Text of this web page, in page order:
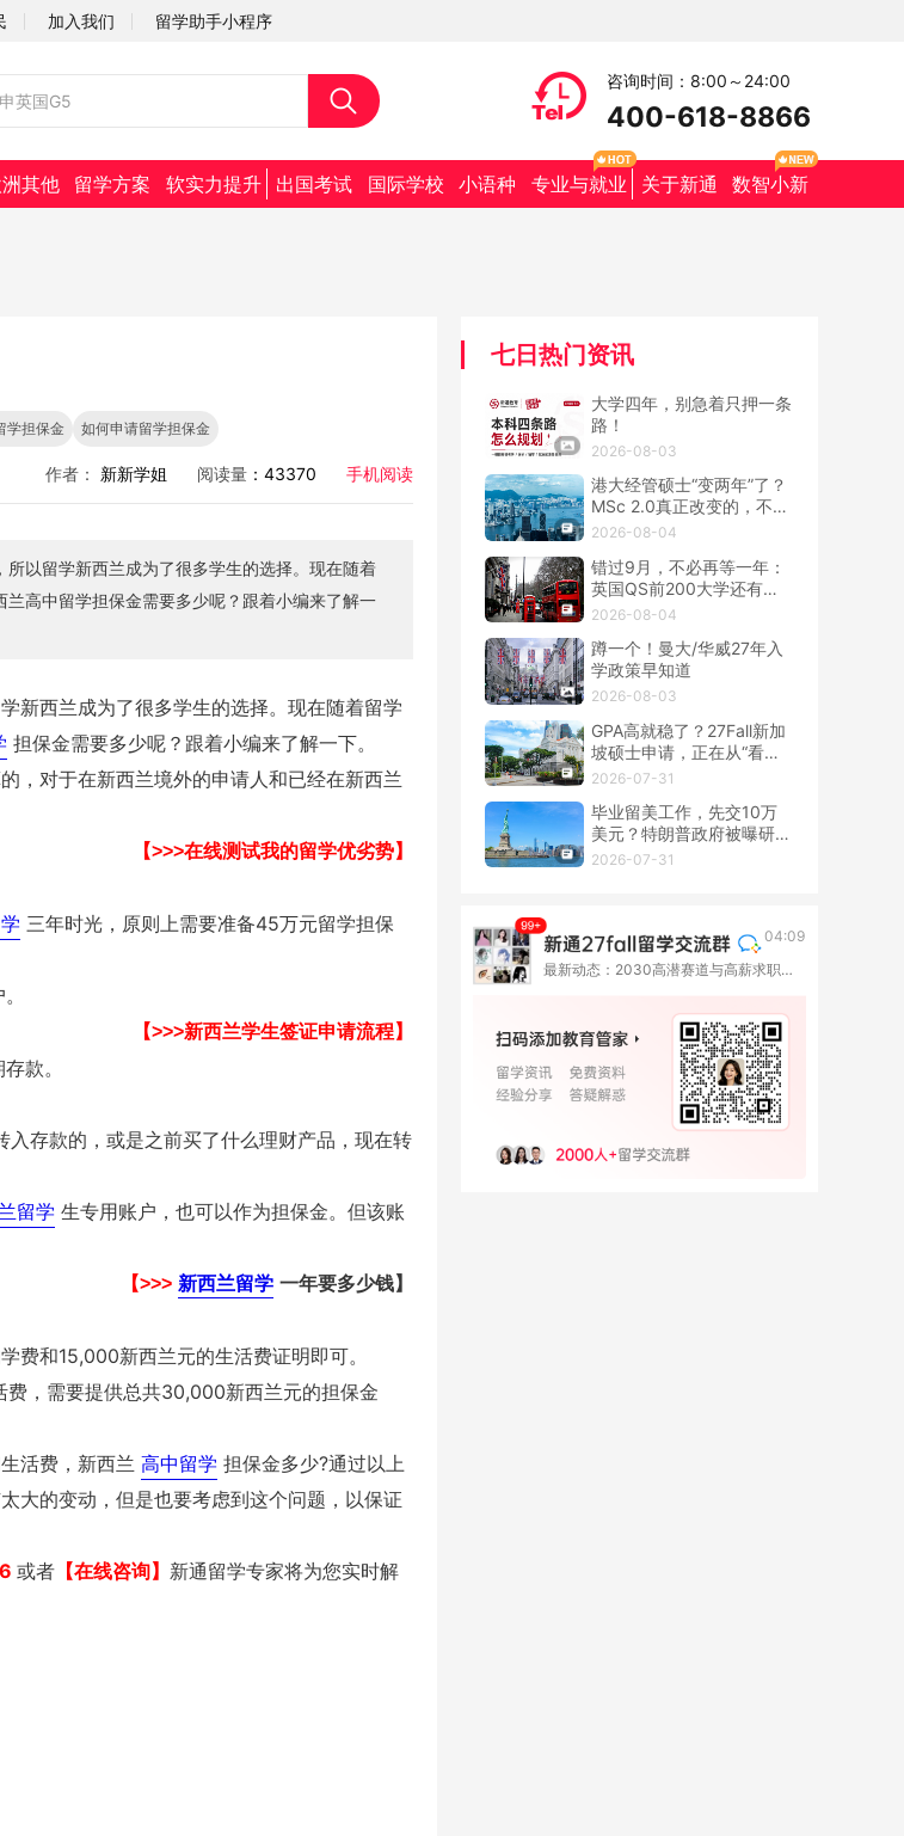
加入我们
社会招聘
留学助手小程序
咨询时间：8:00～24:00
400-618-8866
其他 留学方案 软实力提升 出国考试 国际学校 小语种 专业与就业 关于新通 数智小新
学担保金 如何申请留学担保金
作者： 新新学姐 阅读量 ：43370 手机阅读
以留学新西兰成为了很多学生的选择。现在随着
高中留学担保金需要多少呢？跟着小编来了解一
新西兰成为了很多学生的选择。现在随着留学
担保金需要多少呢？跟着小编来了解一下。
，对于在新西兰境外的申请人和已经在新西兰
【>>>在线测试我的留学优劣势】
三年时光，原则上需要准备45万元留学担保
【>>>新西兰学生签证申请流程】
款。
存款的，或是之前买了什么理财产品，现在转
留学 生专用账户，也可以作为担保金。但该账
【>>> 新西兰留学 一年要多少钱】
费和15,000新西兰元的生活费证明即可。
，需要提供总共30,000新西兰元的担保金
活费，新西兰 高中留学 担保金多少?通过以上
大的变动，但是也要考虑到这个问题，以保证
或者 【在线咨询】 新通留学专家将为您实时解
七日热门资讯
大学四年，别急着只押一条
路！
2026-08-03
港大经管硕士“变两年”了？
MSc 2.0真正改变的，不只
是学制
2026-08-04
错过9月，不必再等一年：
英国QS前200大学还有春
季硕士！
2026-08-04
蹲一个！曼大/华威27年入
学政策早知道
2026-08-03
GPA高就稳了？27Fall新加
坡硕士申请，正在从“看
分”转向“看整套证据”
2026-07-31
毕业留美工作，先交10万
美元？特朗普政府被曝研究
OPT新收费
2026-07-31
04:09
最新动态：2030高潜赛道与高薪求职图鉴 | 数据分析专业